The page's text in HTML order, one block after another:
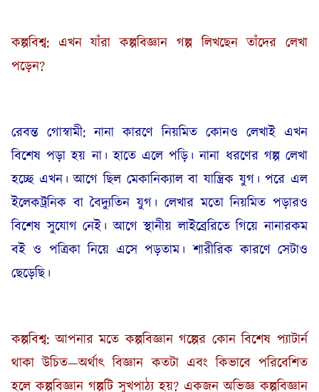
কল্পবিশ্ব: এখন যাঁরা কল্পবিজ্ঞান গল্প লিখছেন তাঁদের লেখা
পড়েন?
রেবন্ত গোস্বামী: নানা কারণে নিয়মিত কোনও লেখাই এখন
বিশেষ পড়া হয় না। হাতে এলে পড়ি। নানা ধরণের গল্প লেখা
হচ্ছে এখন। আগে ছিল মেকানিক্যাল বা যান্ত্রিক যুগ। পরে এল
ইলেকট্রনিক বা বৈদ্যুতিন যুগ। লেখার মতো নিয়মিত পড়ারও
বিশেষ সুযোগ নেই। আগে স্থানীয় লাইব্রেরিতে গিয়ে নানারকম
বই ও পত্রিকা নিয়ে এসে পড়তাম। শারীরিক কারণে সেটাও
ছেড়েছি।
কল্পবিশ্ব: আপনার মতে কল্পবিজ্ঞান গল্পের কোন বিশেষ প্যাটার্ন
থাকা উচিত—অর্থাৎ বিজ্ঞান কতটা এবং কিভাবে পরিবেশিত
হলে কল্পবিজ্ঞান গল্পটি সুখপাঠ্য হয়? একজন অভিজ্ঞ কল্পবিজ্ঞান